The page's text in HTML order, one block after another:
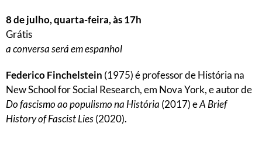
8 de julho, quarta-feira, às 17h
Grátis
a conversa será em espanhol
Federico Finchelstein (1975) é professor de História na
New School for Social Research, em Nova York, e autor de
Do fascismo ao populismo na História (2017) eA Brief
History of Fascist Lies(2020).